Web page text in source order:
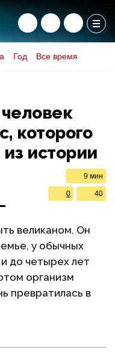
Год Все время
которого
истории
9 мин
40
0
великаном. Он
у обычных
до четырех лет
организм
превратилась в